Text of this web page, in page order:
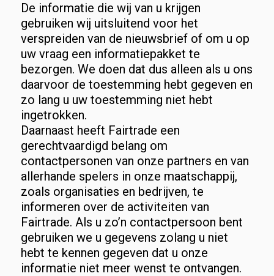
De informatie die wij van u krijgen
gebruiken wij uitsluitend voor het
verspreiden van de nieuwsbrief of om u op
uw vraag een informatiepakket te
bezorgen. We doen dat dus alleen als u ons
daarvoor de toestemming hebt gegeven en
zo lang u uw toestemming niet hebt
ingetrokken.
Daarnaast heeft Fairtrade een
gerechtvaardigd belang om
contactpersonen van onze partners en van
allerhande spelers in onze maatschappij,
zoals organisaties en bedrijven, te
informeren over de activiteiten van
Fairtrade. Als u zo’n contactpersoon bent
gebruiken we u gegevens zolang u niet
hebt te kennen gegeven dat u onze
informatie niet meer wenst te ontvangen.